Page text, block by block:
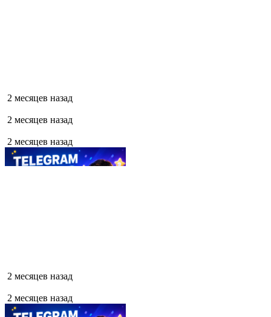
2 месяцев назад
2 месяцев назад
2 месяцев назад
2 месяцев назад
2 месяцев назад